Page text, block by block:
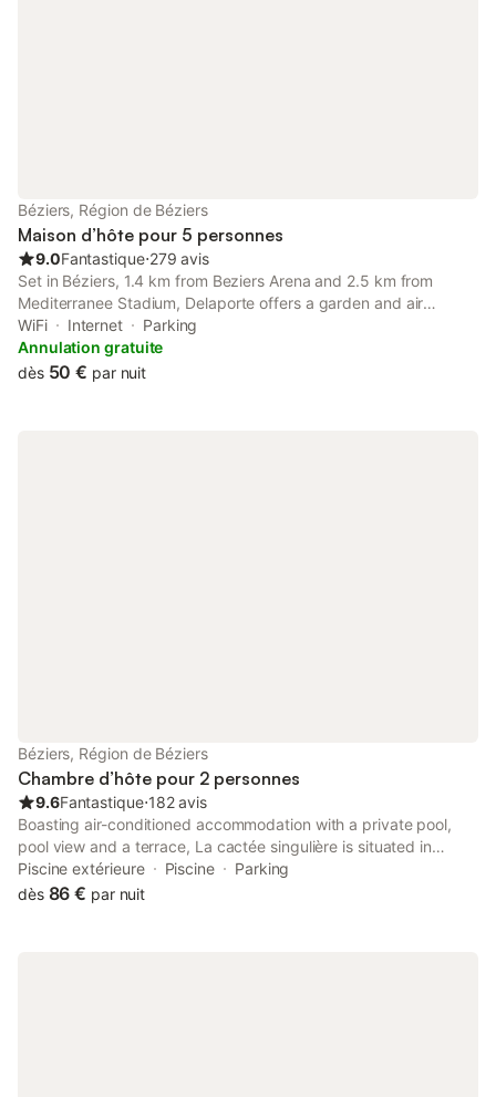
Béziers, Région de Béziers
Maison d’hôte pour 5 personnes
9.0Fantastique⋅279 avis
Set in Béziers, 1.4 km from Beziers Arena and 2.5 km from
Mediterranee Stadium, Delaporte offers a garden and air
conditioning. Both free WiFi and parking on-site are available at
the guest house free of charge.
WiFi Internet
Parking
Annulation gratuite
dès 50 € par nuit
Béziers, Région de Béziers
Chambre d’hôte pour 2 personnes
9.6Fantastique⋅182 avis
Boasting air-conditioned accommodation with a private pool,
pool view and a terrace, La cactée singulière is situated in
Béziers. This bed and breakfast features free private parking
and full-day security.
Piscine extérieure Piscine
Parking
dès 86 € par nuit